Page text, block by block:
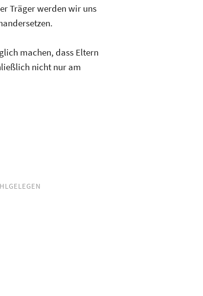
Träger werden wir uns
en.
machen, dass Eltern
nicht nur am